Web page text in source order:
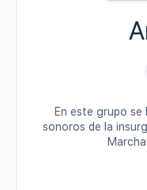
En este grupo
sonoros de la